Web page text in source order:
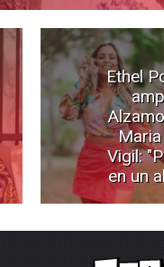
Ethel
Vigil:
en un